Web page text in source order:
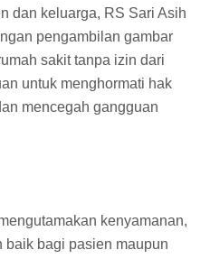
dan keluarga, RS Sari Asih
pengambilan gambar
sakit tanpa izin dari
untuk menghormati hak
mencegah gangguan
kenyamanan,
baik bagi pasien maupun